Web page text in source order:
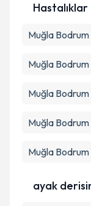
Hastalıklar
Muğla Bodrum
Muğla
Muğla
Muğla
Muğla Bodrum
ayak